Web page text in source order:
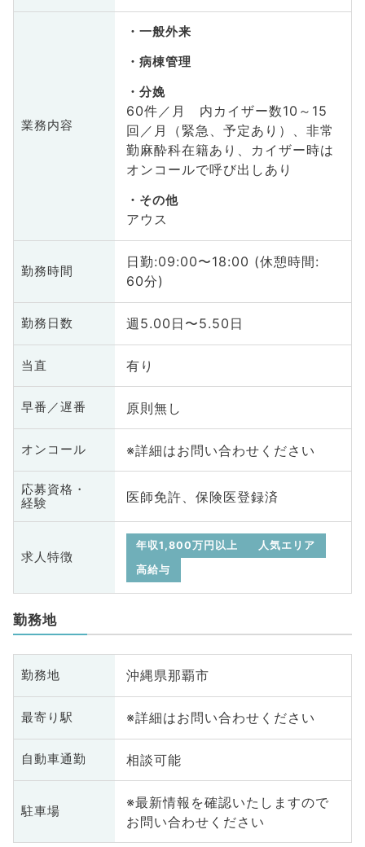
業務内容
一般外来
病棟管理
分娩
60件／月 内カイザー数10～15
回／月（緊急、予定あり）、非常
勤麻酔科在籍あり、カイザー時は
オンコールで呼び出しあり
その他
アウス
勤務時間
日勤:09:00〜18:00 (休憩時間:
60分)
勤務日数 週5.00日〜5.50日
当直 有り
早番／遅番 原則無し
オンコール ※詳細はお問い合わせください
応募資格・
経験
医師免許、保険医登録済
求人特徴
年収1,800万円以上
人気エリア
高給与
勤務地
勤務地 沖縄県那覇市
最寄り駅 ※詳細はお問い合わせください
自動車通勤 相談可能
駐車場
※最新情報を確認いたしますので
お問い合わせください